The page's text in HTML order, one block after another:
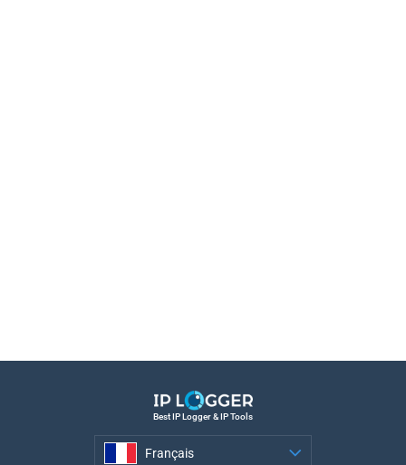
Best IP Logger & IP Tools
Français